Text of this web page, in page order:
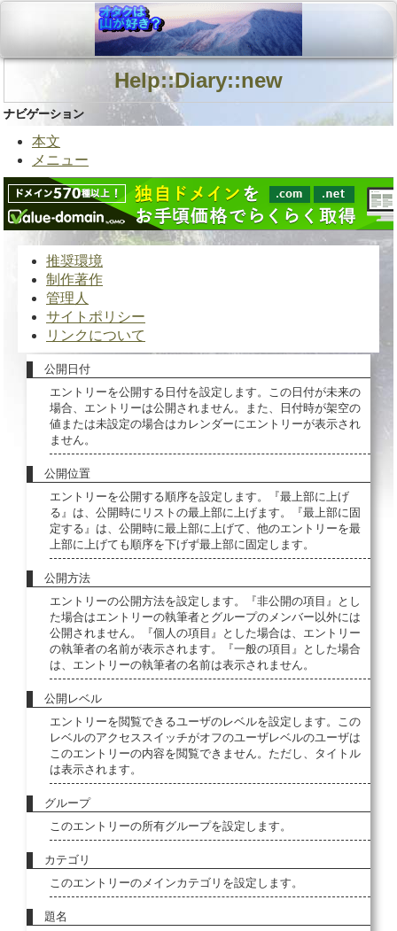
Help::Diary::new
ナビゲーション
本文
メニュー
推奨環境
制作著作
管理人
サイトポリシー
リンクについて
公開日付
エントリーを公開する日付を設定します。この日付が未来の
場合、エントリーは公開されません。また、日付時が架空の
値または未設定の場合はカレンダーにエントリーが表示され
ません。
公開位置
エントリーを公開する順序を設定します。『最上部に上げ
る』は、公開時にリストの最上部に上げます。『最上部に固
定する』は、公開時に最上部に上げて、他のエントリーを最
上部に上げても順序を下げず最上部に固定します。
公開方法
エントリーの公開方法を設定します。『非公開の項目』とし
た場合はエントリーの執筆者とグループのメンバー以外には
公開されません。『個人の項目』とした場合は、エントリー
の執筆者の名前が表示されます。『一般の項目』とした場合
は、エントリーの執筆者の名前は表示されません。
公開レベル
エントリーを閲覧できるユーザのレベルを設定します。この
レベルのアクセススイッチがオフのユーザレベルのユーザは
このエントリーの内容を閲覧できません。ただし、タイトル
は表示されます。
グループ
このエントリーの所有グループを設定します。
カテゴリ
このエントリーのメインカテゴリを設定します。
題名